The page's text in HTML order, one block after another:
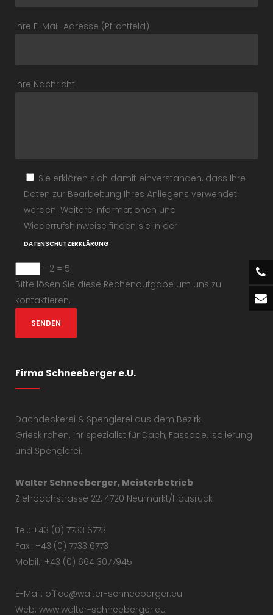
Ihre E-Mail-Adresse (Pflichtfeld)
Ihre Nachricht
Sie erklären sich damit einverstanden, dass Ihre
Daten zur Bearbeitung Ihres Anliegens verwendet
werden. Weitere Informationen und
Wiederrufshinweise finden sie in der
DATENSCHUTZERKLÄRUNG.
− 2 = 5
Bitte lösen Sie diese Rechenaufgabe um uns zu
kontaktieren.
Firma Schneeberger e.U.
Dachdeckerei & Spenglerei aus dem Bezirk
Grieskirchen. Ihr spezialist für Dach, Fassade, Isolierung
und Spenglerei.
Walter Schneeberger, Meisterbetrieb
Ziehbachstrasse 22, 4720 Neumarkt/Hausruck
Tel.: +43 (0) 7733 6773
Fax.: +43 (0) 7733 6773
Mobil.: +43 (0) 664 3077945
E-Mail: office@walter-schneeberger.eu
Web: www.walter-schneeberger.eu